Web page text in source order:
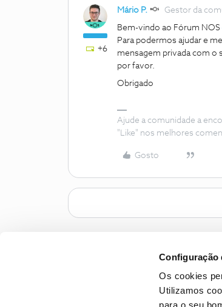
Configuração
Os cookies
Utilizamos
+6
Mário P. Gestor da
Bem-vindo ao Fórum NOS
Para podermos ajudar e
mensagem privada com o
por favor.
Obrigado
Ajude a comunidade a
"Like" nos melhores
Gosto